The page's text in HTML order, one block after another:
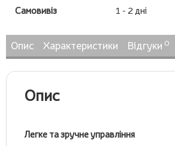
Самовивіз 1 - 2 дні
Опис Характеристики Відгуки 0
Опис
Легке та зручне управління